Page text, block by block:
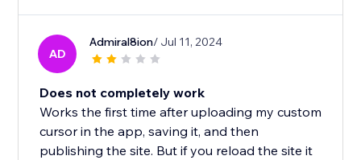
AD
Admiral8ion/ Jul 11, 2024
Does not completely work
Works the first time after uploading my custom
cursor in the app, saving it, and then
publishing the site. But if you reload the site it